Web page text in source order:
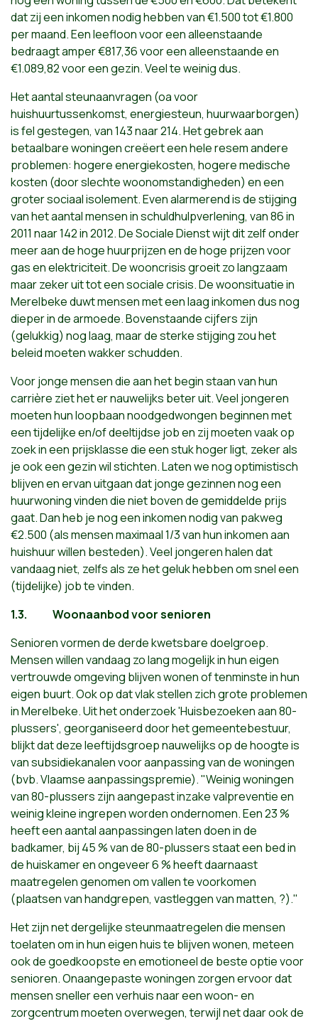
dat zij een inkomen nodig hebben van €1.500 tot €1.800
per maand. Een leefloon voor een alleenstaande
bedraagt amper €817,36 voor een alleenstaande en
€1.089,82 voor een gezin. Veel te weinig dus.
Het aantal steunaanvragen (oa voor
huishuurtussenkomst, energiesteun, huurwaarborgen)
is fel gestegen, van 143 naar 214. Het gebrek aan
betaalbare woningen creëert een hele resem andere
problemen: hogere energiekosten, hogere medische
kosten (door slechte woonomstandigheden) en een
groter sociaal isolement. Even alarmerend is de stijging
van het aantal mensen in schuldhulpverlening, van 86 in
2011 naar 142 in 2012. De Sociale Dienst wijt dit zelf onder
meer aan de hoge huurprijzen en de hoge prijzen voor
gas en elektriciteit.De wooncrisis groeit zo langzaam
maar zeker uit tot een sociale crisis. De woonsituatie in
Merelbeke duwt mensen met een laag inkomen dus nog
dieper in de armoede. Bovenstaande cijfers zijn
(gelukkig) nog laag, maar de sterke stijging zou het
beleid moeten wakker schudden.
Voor jonge mensen die aan het begin staan van hun
carrière ziet het er nauwelijks beter uit. Veel jongeren
moeten hun loopbaan noodgedwongen beginnen met
een tijdelijke en/of deeltijdse job en zij moeten vaak op
zoek in een prijsklasse die een stuk hoger ligt, zeker als
je ook een gezin wil stichten. Laten we nog optimistisch
blijven en ervan uitgaan dat jonge gezinnen nog een
huurwoning vinden die niet boven de gemiddelde prijs
gaat. Dan heb je nog een inkomen nodig van pakweg
€2.500 (als mensen maximaal 1/3 van hun inkomen aan
huishuur willen besteden). Veel jongeren halen dat
vandaag niet, zelfs als ze het geluk hebben om snel een
(tijdelijke) job te vinden.
1.3. Woonaanbod voor senioren
Senioren vormen de derde kwetsbare doelgroep.
Mensen willen vandaag zo lang mogelijk in hun eigen
vertrouwde omgeving blijven wonen of tenminste in hun
eigen buurt. Ook op dat vlak stellen zich grote problemen
in Merelbeke. Uit het onderzoek 'Huisbezoeken aan 80-
plussers', georganiseerd door het gemeentebestuur,
blijkt dat deze leeftijdsgroep nauwelijks op de hoogte is
van subsidiekanalen voor aanpassing van de woningen
(bvb. Vlaamse aanpassingspremie). "Weinig woningen
van 80-plussers zijn aangepast inzake valpreventie en
weinig kleine ingrepen worden ondernomen. Een 23 %
heeft een aantal aanpassingen laten doen in de
badkamer, bij 45 % van de 80-plussers staat een bed in
de huiskamer en ongeveer 6 % heeft daarnaast
maatregelen genomen om vallen te voorkomen
(plaatsen van handgrepen, vastleggen van matten, ?)."
Het zijn net dergelijke steunmaatregelen die mensen
toelaten om in hun eigen huis te blijven wonen, meteen
ook de goedkoopste en emotioneel de beste optie voor
senioren. Onaangepaste woningen zorgen ervoor dat
mensen sneller een verhuis naar een woon- en
zorgcentrum moeten overwegen, terwijl net daar ook de